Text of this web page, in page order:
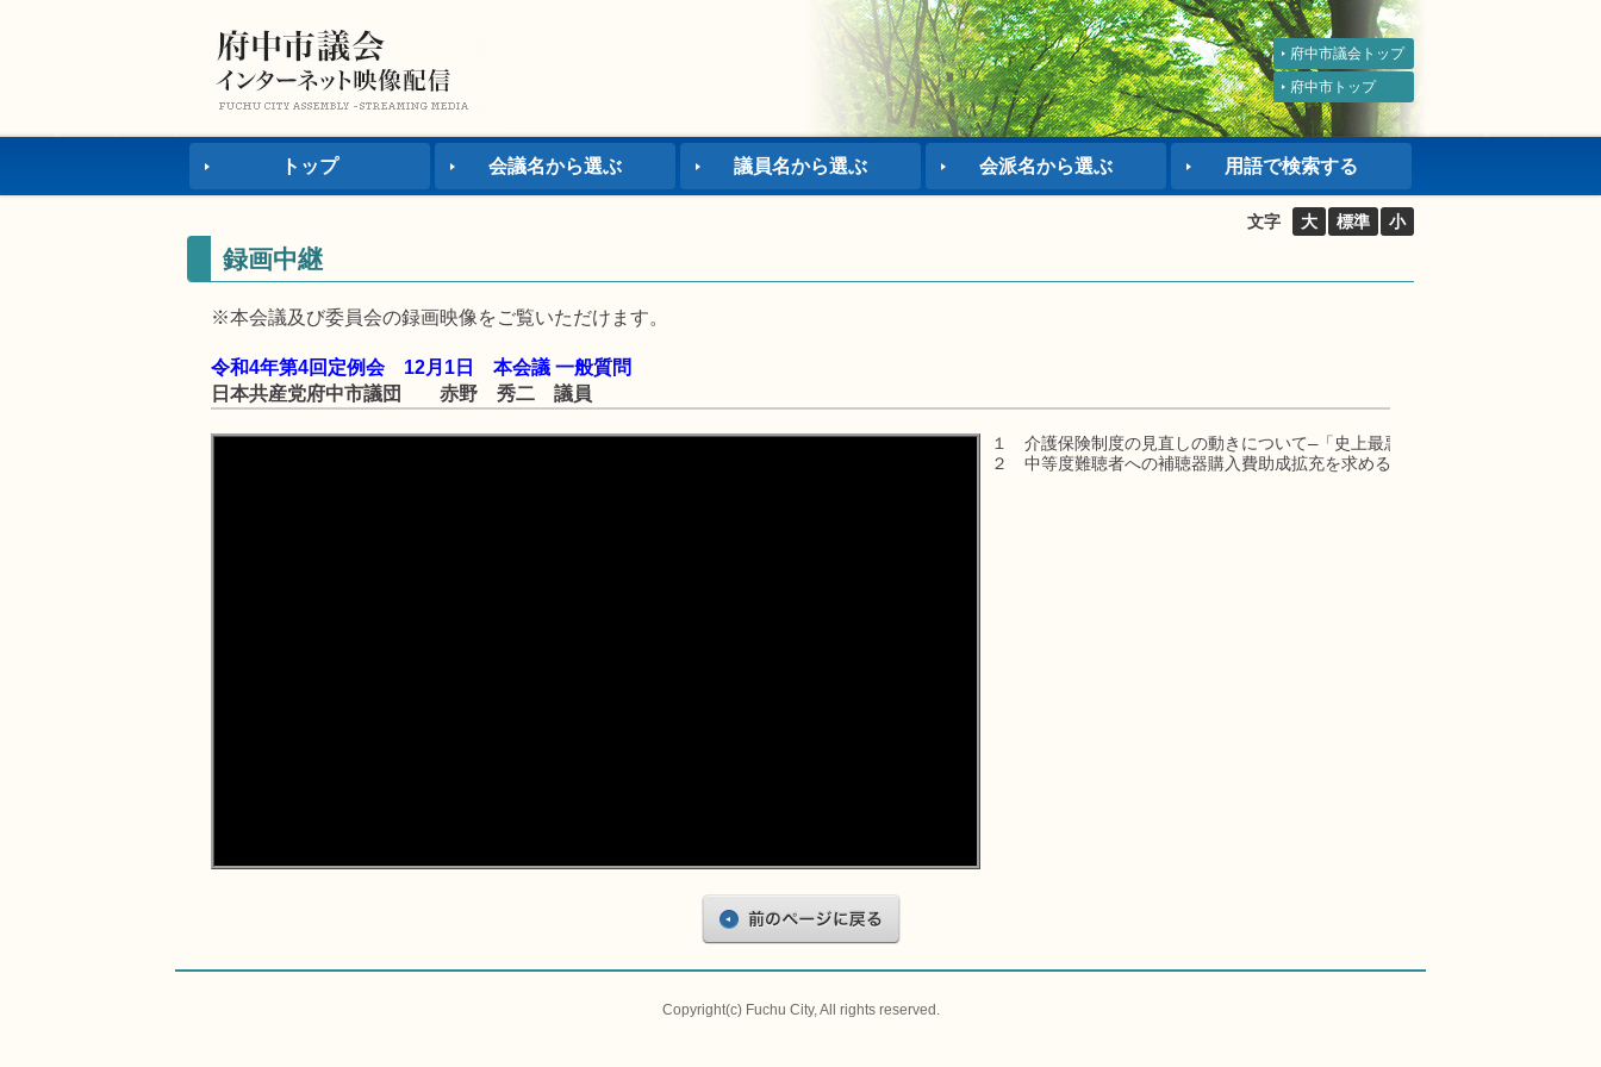
府中市議会トップ
府中市トップ
トップ 会議名から選ぶ 議員名から選ぶ 会派名から選ぶ 用語で検索する
文字 大 標準 小
録画中継
※本会議及び委員会の録画映像をご覧いただけます。
令和4年第4回定例会 12月1日 本会議 一般質問
日本共産党府中市議団 赤野 秀二 議員
１ 介護保険制度の見直しの動きについて―「史上最悪の改悪」の中止を求めて－
２ 中等度難聴者への補聴器購入費助成拡充を求める
Copyright(c) Fuchu City, All rights reserved.